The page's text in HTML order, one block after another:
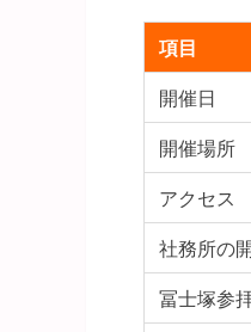
項目
開催日
開催場所
アクセス
社務所の
冨士塚参